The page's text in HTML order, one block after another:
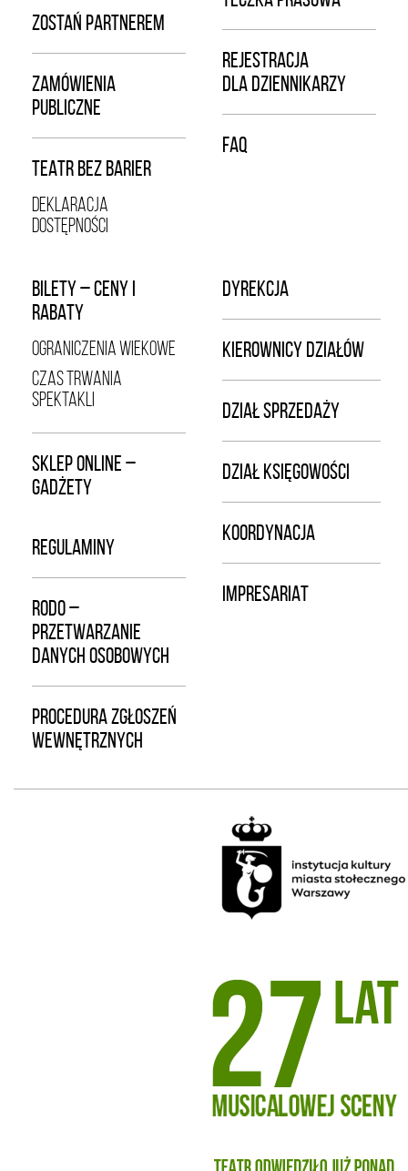
ZOSTAŃ PARTNEREM
ZAMÓWIENIA
PUBLICZNE
TEATR BEZ BARIER
DEKLARACJA
DOSTĘPNOŚCI
REJESTRACJA
DLA DZIENNIKARZY
FAQ
BILETY – CENY I
RABATY
OGRANICZENIA WIEKOWE
CZAS TRWANIA
SPEKTAKLI
SKLEP ONLINE –
GADŻETY
REGULAMINY
RODO –
PRZETWARZANIE
DANYCH OSOBOWYCH
PROCEDURA ZGŁOSZEŃ
WEWNĘTRZNYCH
DYREKCJA
KIEROWNICY DZIAŁÓW
DZIAŁ SPRZEDAŻY
DZIAŁ KSIĘGOWOŚCI
KOORDYNACJA
IMPRESARIAT